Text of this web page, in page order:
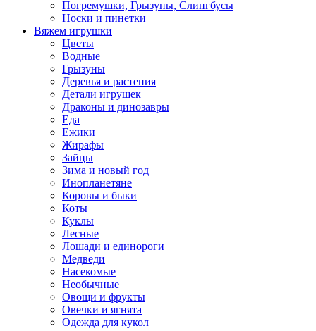
Погремушки, Грызуны, Слингбусы
Носки и пинетки
Вяжем игрушки
Цветы
Водные
Грызуны
Деревья и растения
Детали игрушек
Драконы и динозавры
Еда
Ежики
Жирафы
Зайцы
Зима и новый год
Инопланетяне
Коровы и быки
Коты
Куклы
Лесные
Лошади и единороги
Медведи
Насекомые
Необычные
Овощи и фрукты
Овечки и ягнята
Одежда для кукол